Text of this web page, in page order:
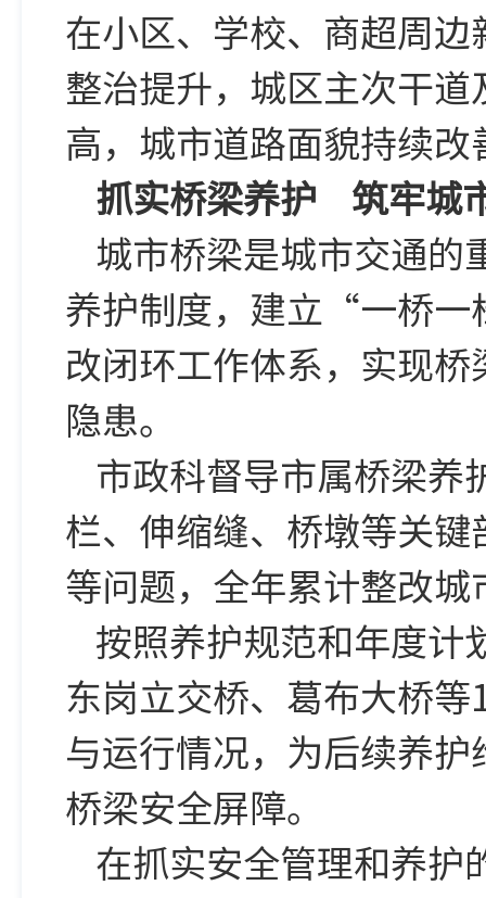
在小区、学校、商超周
整治提升，城区主次干
高，城市道路面貌持续
抓实桥梁养护 筑牢城
城市桥梁是城市交通的
养护制度，建立“一桥
改闭环工作体系，实现
隐患。
市政科督导市属桥梁养
栏、伸缩缝、桥墩等关
等问题，全年累计整改
按照养护规范和年度计
东岗立交桥、葛布大桥
与运行情况，为后续养
桥梁安全屏障。
在抓实安全管理和养护